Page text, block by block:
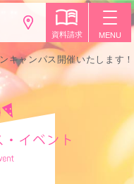
資料請求 MENU
キャンパス開催いたします！